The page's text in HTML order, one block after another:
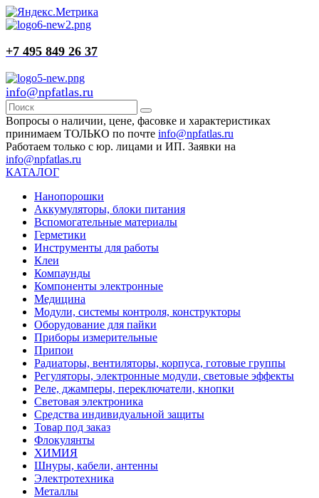
+7 495 849 26 37
info@npfatlas.ru
Вопросы о наличии, цене, фасовке и характеристиках
принимаем ТОЛЬКО по почте info@npfatlas.ru
Работаем только с юр. лицами и ИП. Заявки на
info@npfatlas.ru
КАТАЛОГ
Нанопорошки
Аккумуляторы, блоки питания
Вспомогательные материалы
Герметики
Инструменты для работы
Клеи
Компаунды
Компоненты электронные
Медицина
Модули, системы контроля, конструкторы
Оборудование для пайки
Приборы измерительные
Припои
Радиаторы, вентиляторы, корпуса, готовые группы
Регуляторы, электронные модули, световые эффекты
Реле, джамперы, переключатели, кнопки
Световая электроника
Средства индивидуальной защиты
Товар под заказ
Флокулянты
ХИМИЯ
Шнуры, кабели, антенны
Электротехника
Металлы